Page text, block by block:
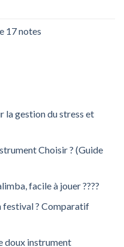
17 notes
la gestion du stress et
Choisir ? (Guide
facile à jouer ????
festival ? Comparatif
doux instrument